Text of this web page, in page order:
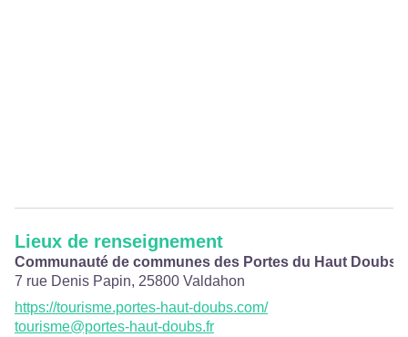
Lieux de renseignement
Communauté de communes des Portes du Haut Doubs
7 rue Denis Papin, 25800 Valdahon
https://tourisme.portes-haut-doubs.com/
tourisme@portes-haut-doubs.fr